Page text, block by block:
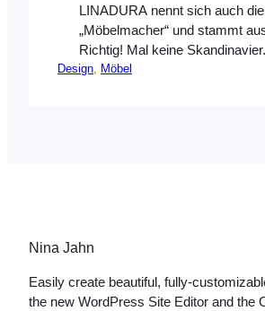
LINADURA nennt sich auch die
„Möbelmacher“ und stammt
Richtig! Mal keine
hier dürfen wieder diverse
Design, Möbel
Nina Jahn
Easily create beautiful, fully-
the new WordPress Site Editor and the